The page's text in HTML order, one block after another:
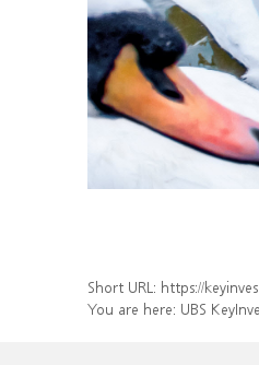
Short URL: https://
You are here: UBS